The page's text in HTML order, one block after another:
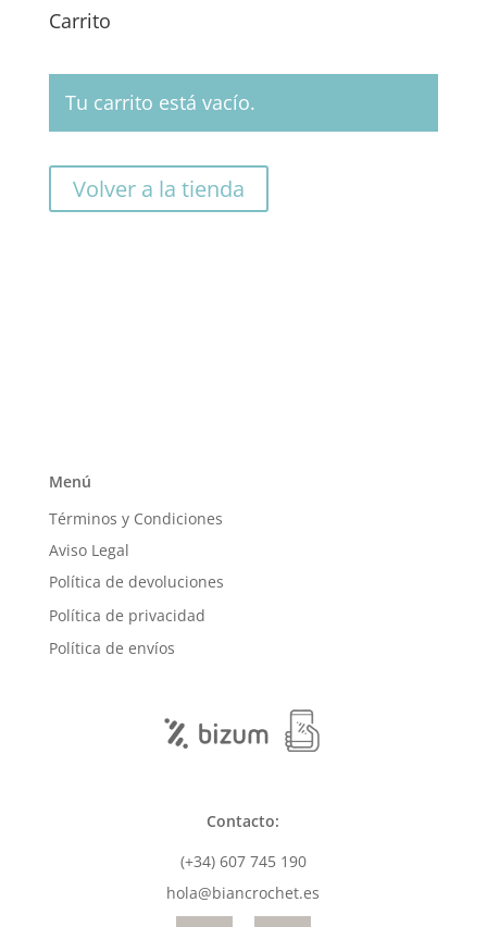
Carrito
Tu carrito está vacío.
Volver a la tienda
Menú
Términos y Condiciones
Aviso Legal
Política de devoluciones
Política de privacidad
Política de envíos
Contacto:
(+34) 607 745 190
hola@biancrochet.es